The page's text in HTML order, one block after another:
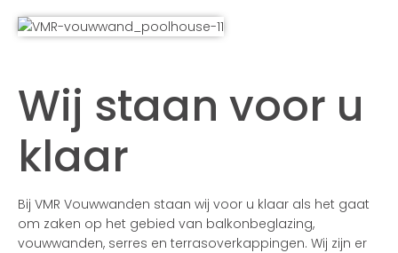
Wij staan voor u
klaar
Bij VMR Vouwwanden staan wij voor u klaar als het gaat
om zaken op het gebied van balkonbeglazing,
vouwwanden, serres en terrasoverkappingen. Wij zijn er